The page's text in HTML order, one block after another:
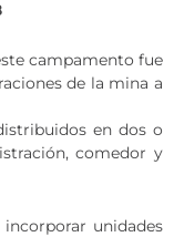
campamento fue
de la mina a
en dos o
comedor y
unidades